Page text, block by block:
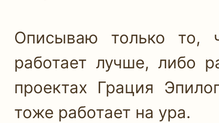
Описываю только то,
работает лучше, либо
проектах Грация
тоже работает на ура.